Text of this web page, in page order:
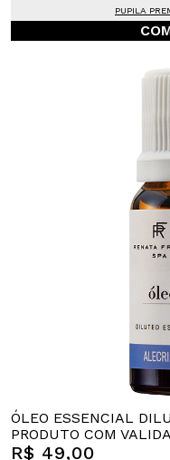
PUPILA
ÓLEO ESSENCIAL
PRODUTO COM
R$ 49,00